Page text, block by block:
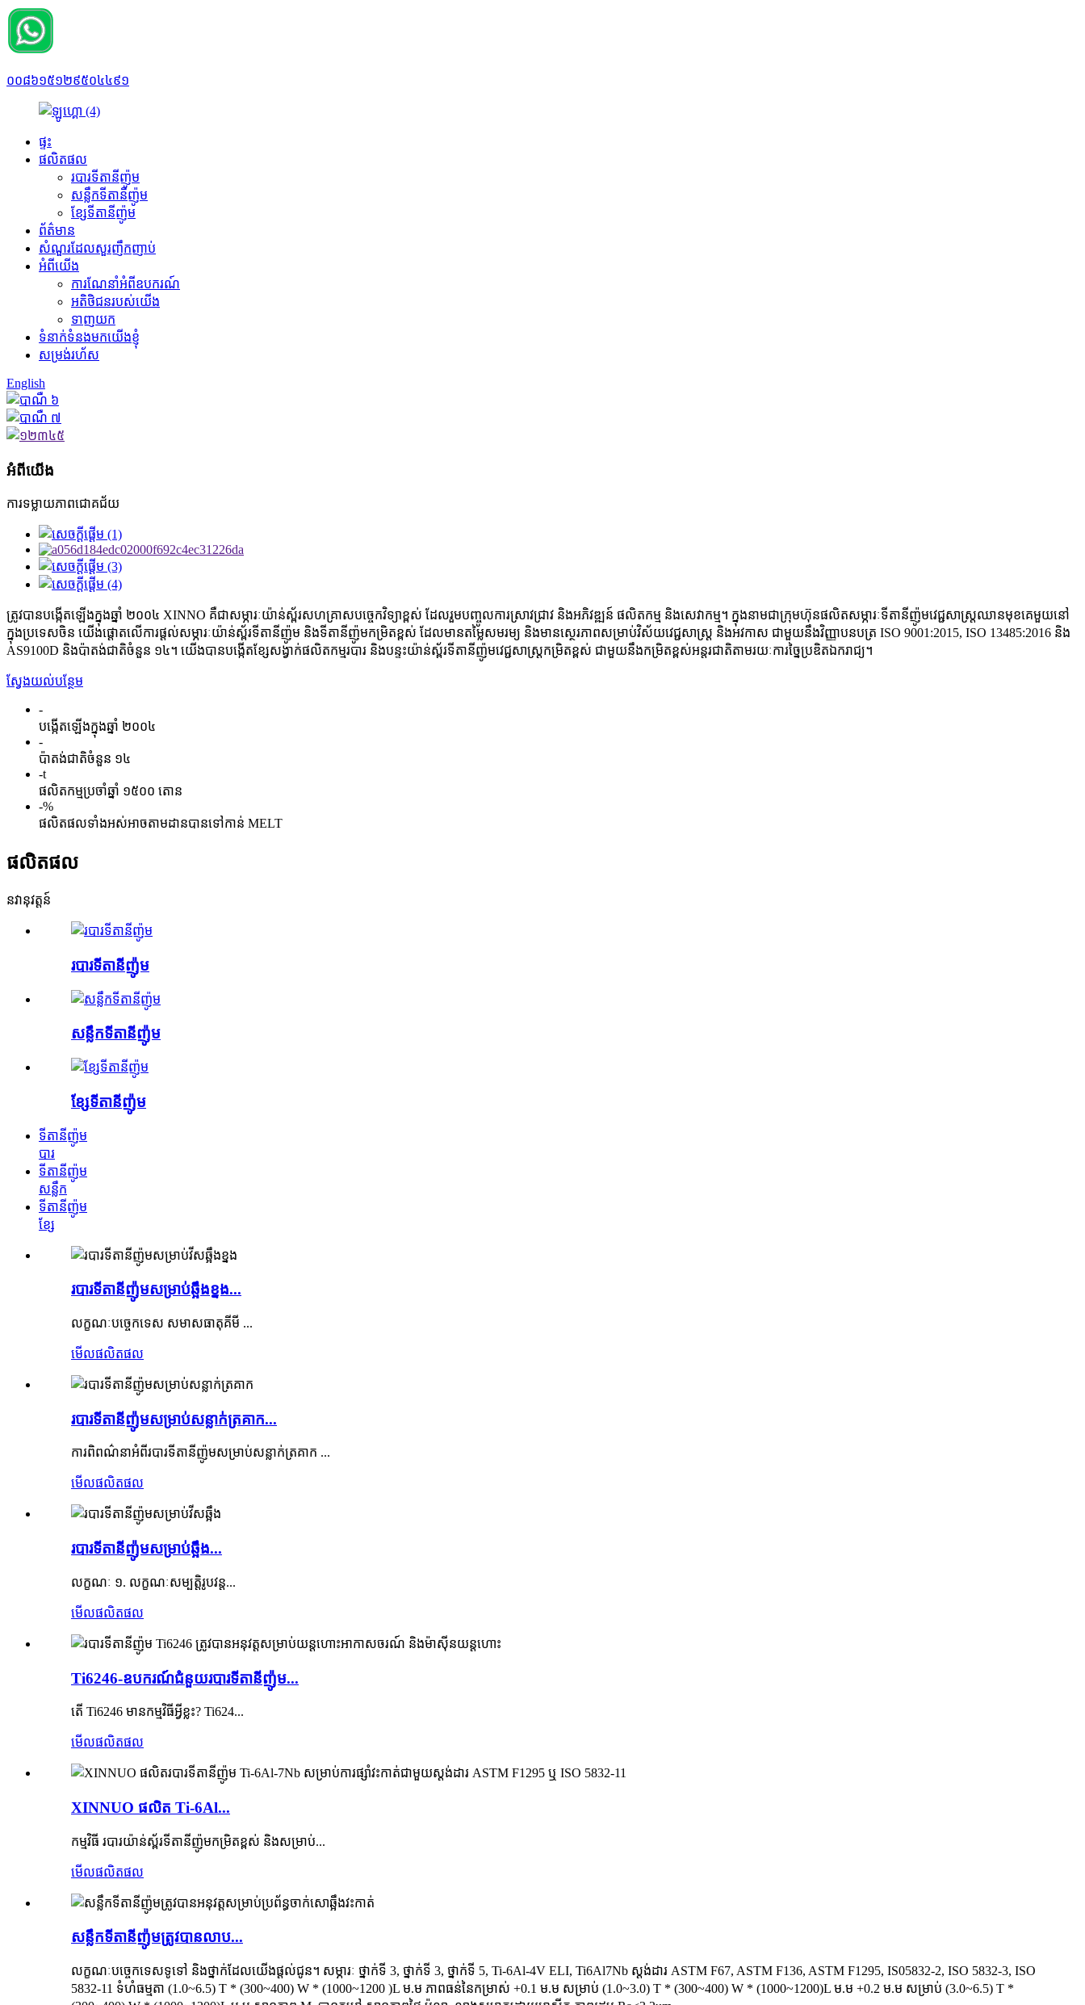
០០៨៦១៥១២៩៥០៤៤៩១
ផ្ទះ
ផលិតផល
របារទីតានីញ៉ូម
សន្លឹកទីតានីញ៉ូម
ខ្សែទីតានីញ៉ូម
ព័ត៌មាន
សំណួរដែលសួរញឹកញាប់
អំពីយើង
ការណែនាំអំពីឧបករណ៍
អតិថិជនរបស់យើង
ទាញយក
ទំនាក់ទំនងមកយើងខ្ញុំ
សម្រង់រហ័ស
English
អំពីយើង
ការ​ទម្លាយ​ភាព​ជោគជ័យ
ត្រូវបានបង្កើតឡើងក្នុងឆ្នាំ ២០០៤ XINNO គឺជាសម្ភារៈយ៉ាន់ស្ព័រសហគ្រាសបច្ចេកវិទ្យាខ្ពស់ ដែលរួមបញ្ចូលការស្រាវជ្រាវ និងអភិវឌ្ឍន៍ ផលិតកម្ម និងសេវាកម្ម។ ក្នុងនាមជាក្រុមហ៊ុនផលិតសម្ភារៈទីតានីញ៉ូមវេជ្ជសាស្ត្រឈានមុខគេមួយនៅ
ក្នុងប្រទេសចិន យើងផ្តោតលើការផ្តល់សម្ភារៈយ៉ាន់ស្ព័រទីតានីញ៉ូម និងទីតានីញ៉ូមកម្រិតខ្ពស់ ដែលមានតម្លៃសមរម្យ និងមានស្ថេរភាពសម្រាប់វិស័យវេជ្ជសាស្ត្រ និងអវកាស ជាមួយនឹងវិញ្ញាបនបត្រ ISO 9001:2015, ISO 13485:2016 និង
AS9100D និងប៉ាតង់ជាតិចំនួន ១៤។ យើងបានបង្កើតខ្សែសង្វាក់ផលិតកម្មរបារ និងបន្ទះយ៉ាន់ស្ព័រទីតានីញ៉ូមវេជ្ជសាស្ត្រកម្រិតខ្ពស់ ជាមួយនឹងកម្រិតខ្ពស់អន្តរជាតិតាមរយៈការច្នៃប្រឌិតឯករាជ្យ។
ស្វែងយល់បន្ថែម
-
បង្កើតឡើងក្នុងឆ្នាំ ២០០៤
-
ប៉ាតង់ជាតិចំនួន ១៤
-t
ផលិតកម្មប្រចាំឆ្នាំ ១៥០០ តោន
-%
ផលិតផលទាំងអស់អាចតាមដានបានទៅកាន់ MELT
ផលិតផល
នវានុវត្តន៍
របារទីតានីញ៉ូម
សន្លឹកទីតានីញ៉ូម
ខ្សែទីតានីញ៉ូម
ទីតានីញ៉ូម
បារ
ទីតានីញ៉ូម
សន្លឹក
ទីតានីញ៉ូម
ខ្សែ
របារទីតានីញ៉ូមសម្រាប់ឆ្អឹងខ្នង...
លក្ខណៈបច្ចេកទេស សមាសធាតុគីមី ...
មើលផលិតផល
របារទីតានីញ៉ូមសម្រាប់សន្លាក់ត្រគាក...
ការពិពណ៌នាអំពីរបារទីតានីញ៉ូមសម្រាប់សន្លាក់ត្រគាក ...
មើលផលិតផល
របារទីតានីញ៉ូមសម្រាប់ឆ្អឹង...
លក្ខណៈ ១. លក្ខណៈសម្បត្តិរូបវន្ត...
មើលផលិតផល
Ti6246-ឧបករណ៍​ជំនួយ​របារ​ទីតានីញ៉ូម...
តើ Ti6246 មានកម្មវិធីអ្វីខ្លះ? Ti624...
មើលផលិតផល
XINNUO ផលិត Ti-6Al...
កម្មវិធី របារយ៉ាន់ស្ព័រទីតានីញ៉ូមកម្រិតខ្ពស់ និងសម្រាប់...
មើលផលិតផល
សន្លឹកទីតានីញ៉ូមត្រូវបានលាប...
លក្ខណៈបច្ចេកទេសទូទៅ និងថ្នាក់ដែលយើងផ្តល់ជូន។ សម្ភារៈ ថ្នាក់ទី 3, ថ្នាក់ទី 3, ថ្នាក់ទី 5, Ti-6Al-4V ELI, Ti6Al7Nb ស្តង់ដារ ASTM F67, ASTM F136, ASTM F1295, IS05832-2, ISO 5832-3, ISO
5832-11 ទំហំធម្មតា (1.0~6.5) T * (300~400) W * (1000~1200 )L ម.ម ភាពធន់នៃកម្រាស់ +0.1 ម.ម សម្រាប់ (1.0~3.0) T * (300~400) W * (1000~1200)L ម.ម +0.2 ម.ម សម្រាប់ (3.0~6.5) T *